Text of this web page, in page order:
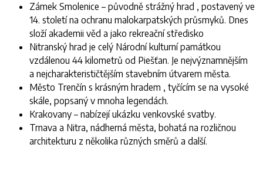
Zámek Smolenice – původně strážný hrad , postavený ve
14. století na ochranu malokarpatských průsmyků. Dnes
složí akademii věd a jako rekreační středisko
Nitranský hrad je celý Národní kulturní památkou
vzdálenou 44 kilometrů od Piešťan. Je nejvýznamnějším
a nejcharakterističtějším stavebním útvarem města.
Město Trenčín s krásným hradem , tyčícím se na vysoké
skále, popsaný v mnoha legendách.
Krakovany – nabízejí ukázku venkovské svatby.
Trnava a Nitra, nádherná města, bohatá na rozličnou
architekturu z několika různých směrů a další.